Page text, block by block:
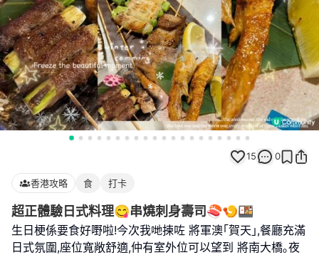
15 0
香港攻略 食 打卡
超正體驗日式料理😋串燒刺身壽司🍣🍤🍱
生日梗係要食好嘢啦!今次我哋揀咗 將軍澳｢賀天｣,餐廳充滿
日式氛圍,座位寬敞舒適,仲有室外位可以望到 將南大橋｡夜